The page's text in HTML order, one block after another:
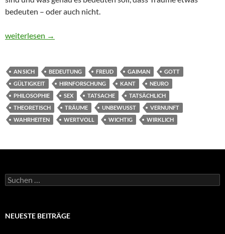
bedeuten – oder auch nicht.
Träume
weiterlesen →
AN SICH BEDEUTUNG FREUD GAIMAN
GOTT
GÜLTIGKEIT
HIRNFORSCHUNG KANT
NEURO
PHILOSOPHIE
SEX TATSACHE
TATSÄCHLICH
THEORETISCH
TRÄUME UNBEWUSST
VERNUNFT
WAHRHEITEN
WERTVOLL WICHTIG WIRKLICH
Suchen
nach:
NEUESTE BEITRÄGE